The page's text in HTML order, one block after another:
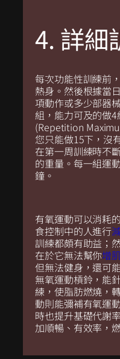
4. 詳細
每次功能性訓練前
熱身。然後根據當
項動作或多少部器
組，能力可及的做
(Repetition
您只能做15下，沒
在第一周訓練時不
的重量。每一組運
鐘。
有氧運動可以消耗
食控制中的人進行
訓練都頗有助益；
在於它無法幫你增
但無法健身，還可
無氧運動槓鈴，能
練，使脂肪燃燒，
動則能彌補有氧運
時也提升基礎代謝
加順暢、有效率，